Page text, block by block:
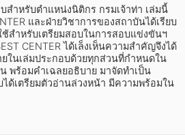
เที่ยว
กครอง ศาสนาและปรัชญา
และฝ่ายวิชาการของสถาบันได้เรียบ
ช้สำหรับเตรียมสอบในการสอบแข่งขันฯ
CENTER ได้เล็งเห็นความสำคัญจึงได้
ในเล่มประกอบด้วยทุกส่วนที่กำหนดใน
พร้อมคำเฉลยอธิบาย มาจัดทำเป็น
ด้เตรียมตัวอ่านล่วงหน้า มีความพร้อมใน